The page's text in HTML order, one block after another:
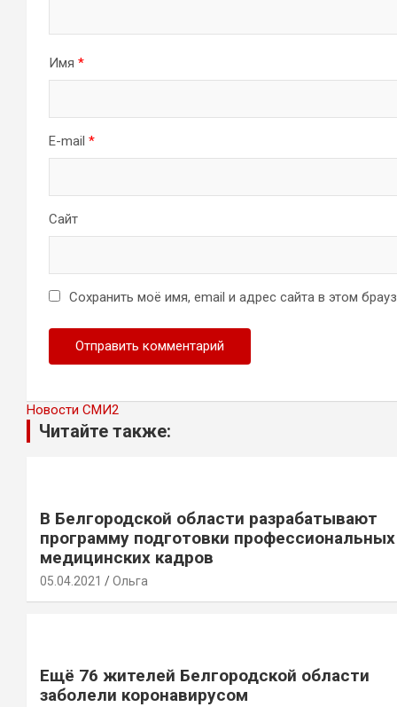
Имя *
E-mail *
Сайт
Сохранить моё имя, email и адрес сайта в этом
Новости СМИ2
Читайте также:
В Белгородской области разрабатывают
программу подготовки профессиональных
медицинских кадров
05.04.2021 Ольга
Ещё 76 жителей Белгородской области
заболели коронавирусом